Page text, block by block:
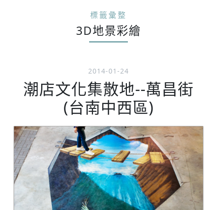
標籤彙整
3D地景彩繪
2014-01-24
潮店文化集散地--萬昌街
(台南中西區)